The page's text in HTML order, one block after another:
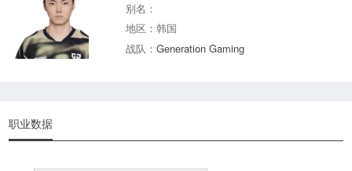
别名：
地区：韩国
战队：Generation Gaming
职业数据